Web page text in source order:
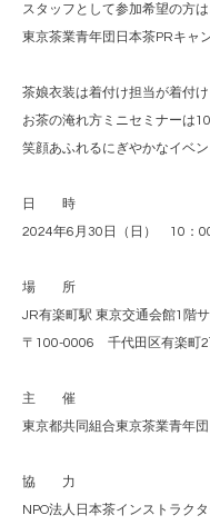
スタッフとして参加希望の方は
東京茶業青年団日本茶PRキャ
茶娘衣装は着付け担当が着付け
お茶の淹れ方ミニセミナーは10
笑顔あふれるにぎやかなイベ
日 時
2024年6月30日（日） 10：
場 所
JR有楽町駅 東京交通会館1階
〒100-0006 千代田区有楽町2
主 催
東京都共同組合東京茶業青年
協 力
NPO法人日本茶インストラク